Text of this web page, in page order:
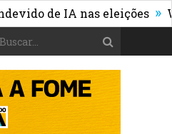
de IA nas eleições »